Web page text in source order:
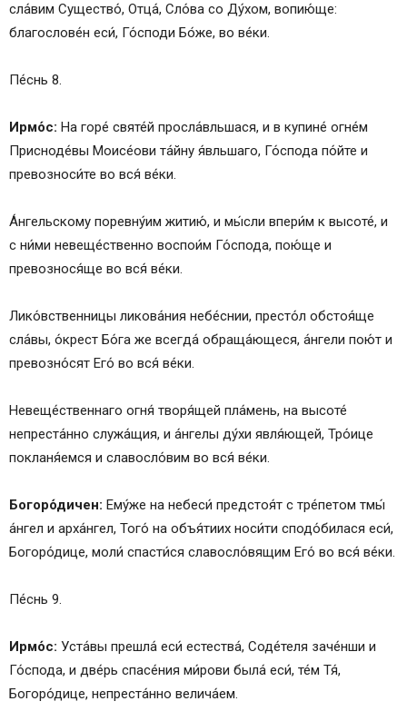
сла́вим Существо́, Отца́, Сло́ва со Ду́хом, вопию́ще:
благослове́н еси́, Го́споди Бо́же, во ве́ки.
Пе́снь 8.
Ирмо́с: На горе́ святе́й просла́вльшася, и в купине́ огне́м
Присноде́вы Моисе́ови та́йну я́вльшаго, Го́спода по́йте и
превозноси́те во вся́ ве́ки.
А́нгельскому поревну́им житию́, и мы́сли впери́м к высоте́, и
с ни́ми невеще́ственно воспои́м Го́спода, пою́ще и
превознося́ще во вся́ ве́ки.
Лико́вственницы ликова́ния небе́снии, престо́л обстоя́ще
сла́вы, о́крест Бо́га же всегда́ обраща́ющеся, а́нгели пою́т и
превозно́сят Его́ во вся́ ве́ки.
Невеще́ственнаго огня́ творя́щей пла́мень, на высоте́
непреста́нно служа́щия, и а́нгелы ду́хи явля́ющей, Тро́ице
покланя́емся и славосло́вим во вся́ ве́ки.
Богоро́дичен: Ему́же на небеси́ предстоя́т с тре́петом тмы́
а́нгел и арха́нгел, Того́ на объя́тиих носи́ти сподо́билася еси́,
Богоро́дице, моли́ спасти́ся славосло́вящим Его́ во вся́ ве́ки.
Пе́снь 9.
Ирмо́с: Уста́вы прешла́ еси́ естества́, Соде́теля заче́нши и
Го́спода, и две́рь спасе́ния ми́рови была́ еси́, те́м Тя́,
Богоро́дице, непреста́нно велича́ем.